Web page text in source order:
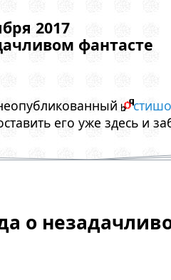
2017
фантасте
его уже здесь и
о